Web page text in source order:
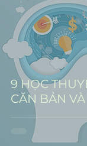
9 HỌC
CĂN BẢN